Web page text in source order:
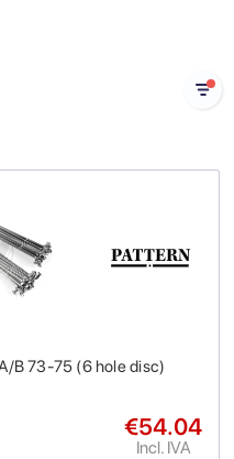
B 73-75 (6 hole disc)
€54.04
Incl. IVA